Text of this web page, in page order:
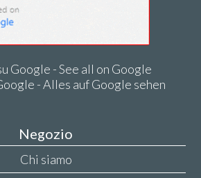
Google - See all on Google
- Alles auf Google sehen
Negozio
Chi siamo